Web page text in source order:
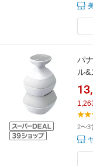
パ
ル&
2〜3